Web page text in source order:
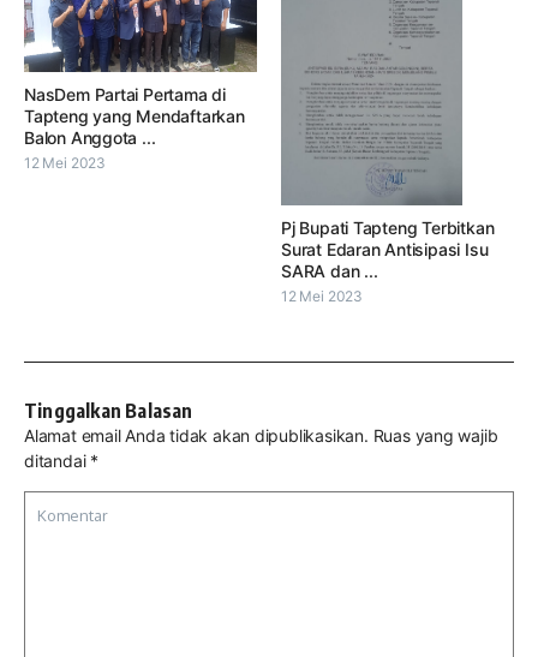
NasDem Partai Pertama di
Tapteng yang Mendaftarkan
Balon Anggota ...
12 Mei 2023
Pj Bupati Tapteng Terbitkan
Surat Edaran Antisipasi Isu
SARA dan ...
12 Mei 2023
Tinggalkan Balasan
Alamat email Anda tidak akan dipublikasikan. Ruas yang wajib
ditandai *